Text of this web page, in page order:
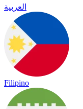
العربية
Filipino